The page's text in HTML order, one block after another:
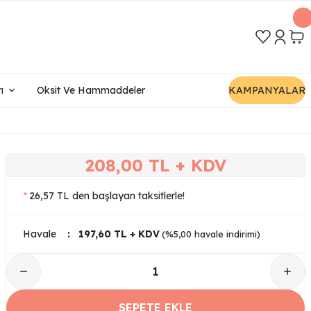
Oksit Ve Hammaddeler KAMPANYALAR
208,00 TL + KDV
* 26,57 TL den başlayan taksitlerle!
Havale 197,60 TL + KDV (%5,00 havale indirimi)
SEPETE EKLE